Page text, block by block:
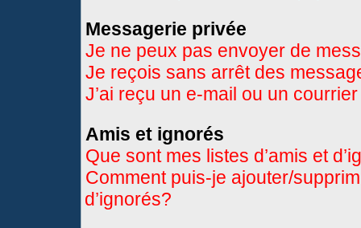
Messagerie privée
Je ne peux pas envoyer de
Je reçois sans arrêt des
J’ai reçu un e-mail ou un
Amis et ignorés
Que sont mes listes d’amis et
Comment puis-je ajouter/
d’ignorés?